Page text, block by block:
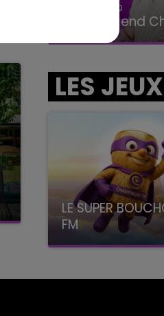
16h00 - 20h00
Le Week-end
LES JEUX
LE SUPER
FM
avec La Famille